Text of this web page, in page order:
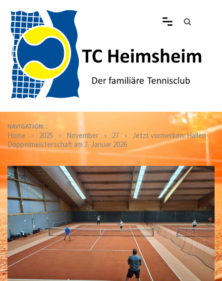
content
Tennisclub Heimsheim
NAVIGATION: :
Home » 2025 » November » 27 » Jetzt vormerken: Hallen-
Doppelmeisterschaft am 3. Januar 2026